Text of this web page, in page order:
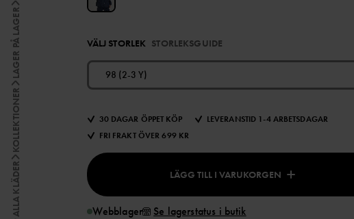
ALLA KLÄDER
KOLLEKTIONER
LAGER PÅ LAGER VÄLJ STORLEK STORLEKSGUIDE
98 (2-3 Y)
30 DAGAR ÖPPET KÖP
LEVERANSTID 1-4 ARBETSDAGAR
FRI FRAKT ÖVER 699 KR
LÄGG TILL I VARUKORGEN
Webblager Se lagerstatus i butik